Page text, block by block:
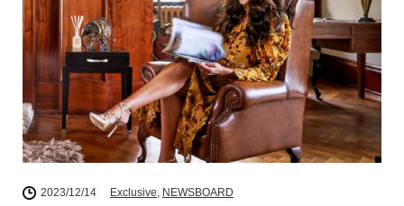
2023/12/14 Exclusive, NEWSBOARD